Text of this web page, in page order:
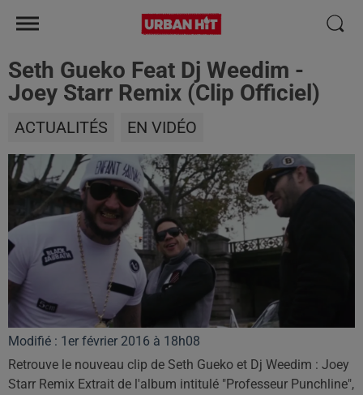
Seth Gueko Feat Dj Weedim -
Joey Starr Remix (Clip Officiel)
ACTUALITÉS EN VIDÉO
Modifié : 1er février 2016 à 18h08
Retrouve le nouveau clip de Seth Gueko et Dj Weedim : Joey
Starr Remix Extrait de l'album intitulé "Professeur Punchline",